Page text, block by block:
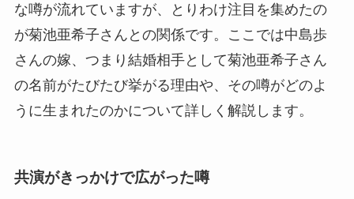
な噂が流れていますが、とりわけ注目を集めたの
が菊池亜希子さんとの関係です。ここでは中島歩
さんの嫁、つまり結婚相手として菊池亜希子さん
の名前がたびたび挙がる理由や、その噂がどのよ
うに生まれたのかについて詳しく解説します。
共演がきっかけで広がった噂